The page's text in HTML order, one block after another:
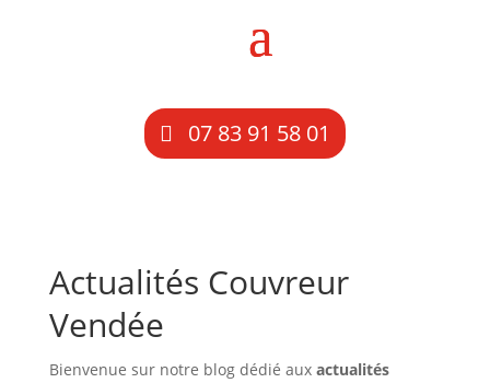
07 83 91 58 01
Actualités Couvreur
Vendée
Bienvenue sur notre blog dédié aux actualités